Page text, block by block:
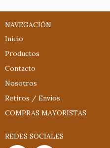
NAVEGACIÓN
Inicio
Productos
Contacto
Nosotros
Retiros / Envíos
COMPRAS MAYORISTAS
REDES SOCIALES